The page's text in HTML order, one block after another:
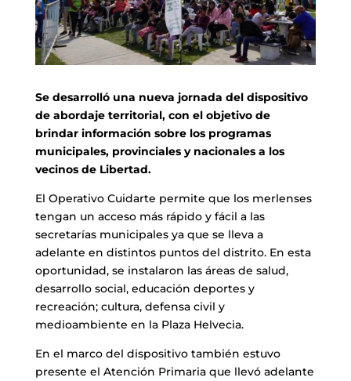
Se desarrolló una nueva jornada del dispositivo
de abordaje territorial, con el objetivo de
brindar información sobre los programas
municipales, provinciales y nacionales a los
vecinos de Libertad.
El Operativo Cuidarte permite que los merlenses
tengan un acceso más rápido y fácil a las
secretarías municipales ya que se lleva a
adelante en distintos puntos del distrito. En esta
oportunidad, se instalaron las áreas de salud,
desarrollo social, educación deportes y
recreación; cultura, defensa civil y
medioambiente en la Plaza Helvecia.
En el marco del dispositivo también estuvo
presente el Atención Primaria que llevó adelante